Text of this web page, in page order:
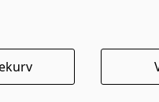
Dette
produktet